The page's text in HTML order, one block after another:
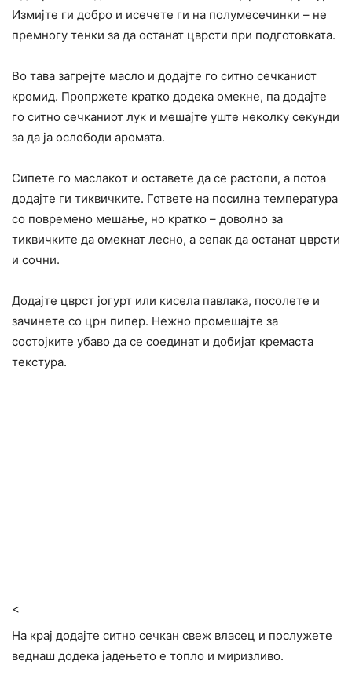
Измијте ги добро и исечете ги на полумесечинки – не
премногу тенки за да останат цврсти при подготовката.
Во тава загрејте масло и додајте го ситно сечканиот
кромид. Пропржете кратко додека омекне, па додајте
го ситно сечканиот лук и мешајте уште неколку секунди
за да ја ослободи аромата.
Сипете го маслакoт и оставете да се растопи, а потоа
додајте ги тиквичките. Гответе на посилна температура
со повремено мешање, но кратко – доволно за
тиквичките да омекнат лесно, а сепак да останат цврсти
и сочни.
Додајте цврст јогурт или кисела павлака, посолете и
зачинете со црн пипер. Нежно промешајте за
состојките убаво да се соединат и добијат кремаста
текстура.
<
На крај додајте ситно сечкан свеж власец и послужете
веднаш додека јадењето е топло и миризливо.